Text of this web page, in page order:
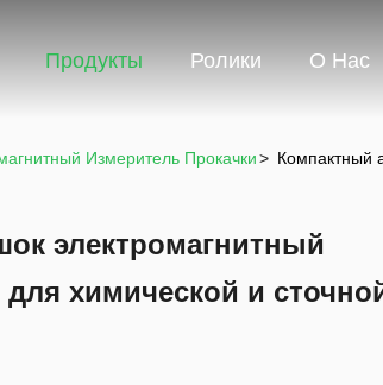
Продукты Ролики О Нас
Измеритель Прокачки> Компактный
электромагнитный
для химической и